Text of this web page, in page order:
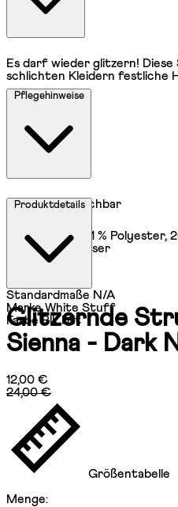
Es darf wieder glitzern!
schlichten Kleidern festliche
Pflegehinweise
Maschinenwaschbar
55 % Viskose, 21 % Polyester,
metallisierte Faser
Produktdetails
Standardmaße N/A
Marke White Stuff
Farbe Blk Mlt
Glitzernde
Sienna - Dark
Aktueller Preis: 12,00 €.
12,00 €
24,00 €
Größentabelle
Menge: